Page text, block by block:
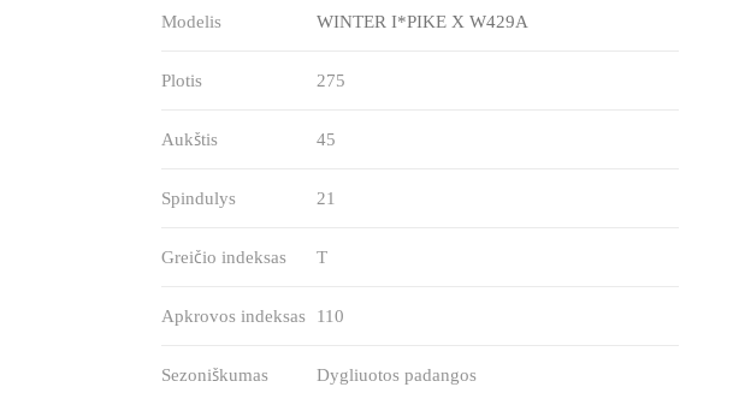
Modelis WINTER I*PIKE X W429A
Plotis 275
Aukštis 45
Spindulys 21
Greičio indeksas T
Apkrovos indeksas 110
Sezoniškumas Dygliuotos padangos